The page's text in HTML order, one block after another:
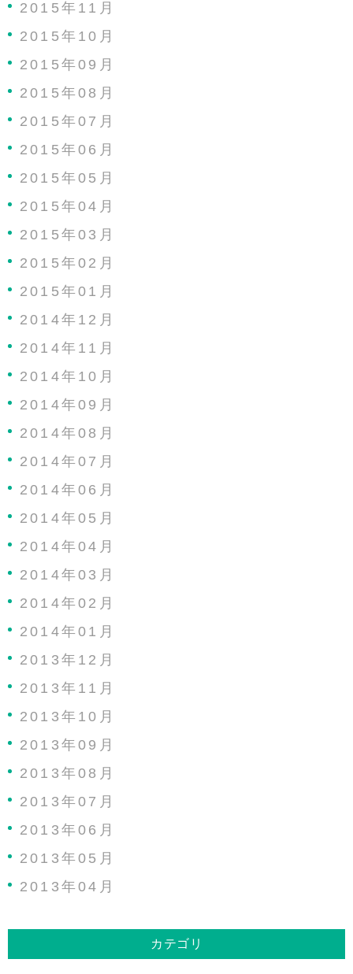
2015年11月
2015年10月
2015年09月
2015年08月
2015年07月
2015年06月
2015年05月
2015年04月
2015年03月
2015年02月
2015年01月
2014年12月
2014年11月
2014年10月
2014年09月
2014年08月
2014年07月
2014年06月
2014年05月
2014年04月
2014年03月
2014年02月
2014年01月
2013年12月
2013年11月
2013年10月
2013年09月
2013年08月
2013年07月
2013年06月
2013年05月
2013年04月
カテゴリ